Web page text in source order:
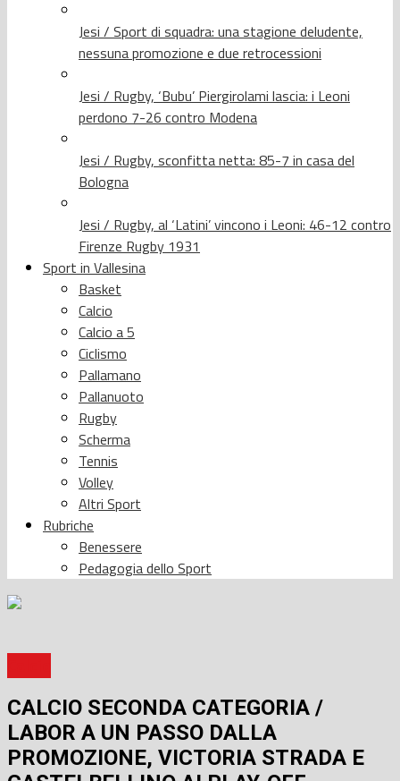
Jesi / Sport di squadra: una stagione deludente,
nessuna promozione e due retrocessioni
Jesi / Rugby, ‘Bubu’ Piergirolami lascia: i Leoni
perdono 7-26 contro Modena
Jesi / Rugby, sconfitta netta: 85-7 in casa del
Bologna
Jesi / Rugby, al ‘Latini’ vincono i Leoni: 46-12 contro
Firenze Rugby 1931
Sport in Vallesina
Basket
Calcio
Calcio a 5
Ciclismo
Pallamano
Pallanuoto
Rugby
Scherma
Tennis
Volley
Altri Sport
Rubriche
Benessere
Pedagogia dello Sport
CALCIO SECONDA CATEGORIA /
LABOR A UN PASSO DALLA
PROMOZIONE, VICTORIA STRADA E